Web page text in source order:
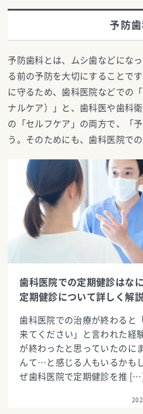
予防歯
予防歯科とは、ムシ歯などにな
る前の予防を大切にすることで
に守るため、歯科医院などでの
ナルケア）」と、歯科医や歯科
の「セルフケア」の両方で、「
う。そのためにも、歯科医院で
歯科医院での定期健診はな
定期健診について詳しく解説
歯科医院での治療が終わると
来てください」と言われた経
が終わったと思っていたのに
んて…と感じる人もいるかも
ぜ歯科医院で定期健診を推 […]